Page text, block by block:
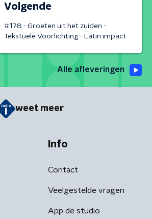
Volgende
#178 - Groeten uit het zuiden -
Tekstuele Voorlichting - Latin impact
Alle afleveringen
weet meer
Info
Contact
Veelgestelde vragen
App de studio